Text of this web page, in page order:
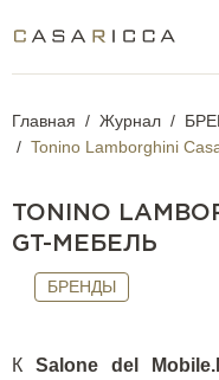
Главная Журнал
Tonino Lamborghini
TONINO
GT-МЕБЕЛЬ
БРЕНДЫ
К Salone del Mobile.